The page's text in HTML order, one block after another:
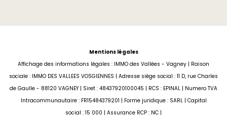
Mentions légales
Affichage des informations légales : IMMO des Vallées - Vagney | Raison
sociale : IMMO DES VALLEES VOSGIENNES | Adresse siège social : 11 D, rue Charles
de Gaulle - 88120 VAGNEY | Siret : 48437920100045 | RCS : EPINAL | Numero TVA
Intracommunautaire : FR15484379201 | Forme juridique : SARL | Capital
social : 15 000 | Assurance RCP : NC |